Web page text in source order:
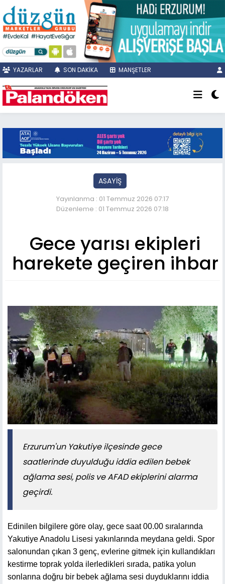
YAZARLAR SON DAKİKA MANŞETLER
ASAYİŞ
Yayınlanma : 01 Temmuz 2026 07:17
Düzenleme : 01 Temmuz 2026 07:18
Gece yarısı ekipleri
harekete geçiren ihbar
Erzurum'un Yakutiye ilçesinde gece
saatlerinde duyulduğu iddia edilen bebek
ağlama sesi, polis ve AFAD ekiplerini alarma
geçirdi.
Edinilen bilgilere göre olay, gece saat 00.00 sıralarında
Yakutiye Anadolu Lisesi yakınlarında meydana geldi. Spor
salonundan çıkan 3 genç, evlerine gitmek için kullandıkları
kestirme toprak yolda ilerledikleri sırada, patika yolun
sonlarına doğru bir bebek ağlama sesi duyduklarını iddia